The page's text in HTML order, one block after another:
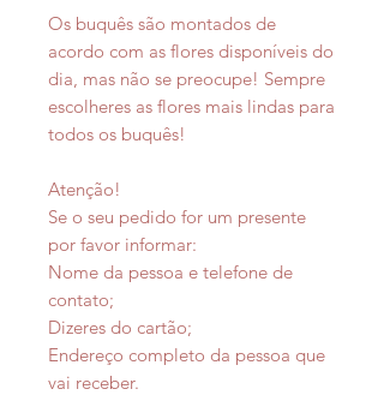
Os buquês são montados de
acordo com as flores disponíveis do
dia, mas não se preocupe! Sempre
escolheres as flores mais lindas para
todos os buquês!
Atenção!
Se o seu pedido for um presente
por favor informar:
Nome da pessoa e telefone de
contato;
Dizeres do cartão;
Endereço completo da pessoa que
vai receber.